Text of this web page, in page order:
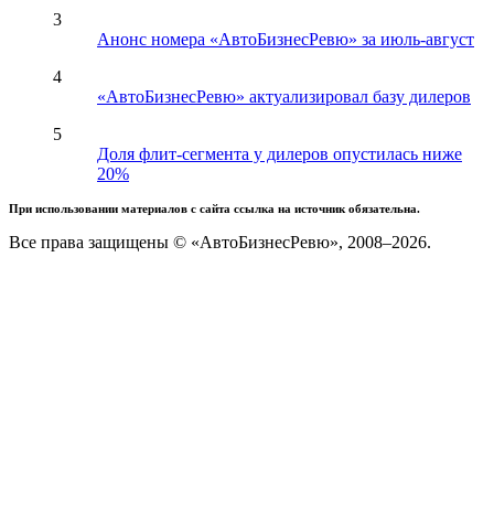
3
Анонс номера «АвтоБизнесРевю» за июль-август
4
«АвтоБизнесРевю» актуализировал базу дилеров
5
Доля флит-сегмента у дилеров опустилась ниже
20%
При использовании материалов с сайта ссылка на источник обязательна.
Все права защищены © «АвтоБизнесРевю», 2008–2026.